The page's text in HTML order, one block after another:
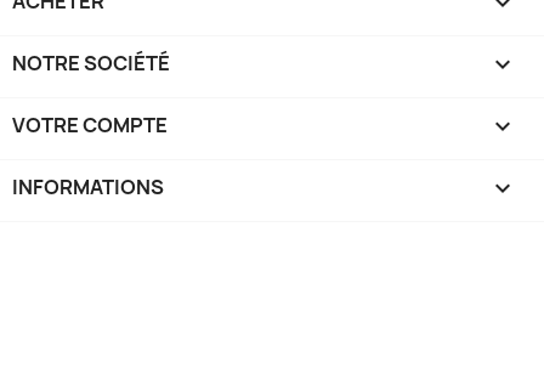
NOTRE SOCIÉTÉ 
VOTRE COMPTE 
INFORMATIONS keyboard_arrow_down